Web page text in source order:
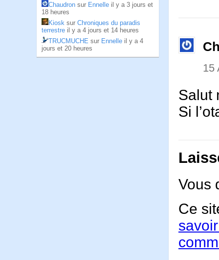
Chaudron sur Ennelle il y a 3 jours et
18 heures
Kiosk sur Chroniques du paradis
terrestre il y a 4 jours et 14 heures
TRUCMUCHE sur Ennelle il y a 4
jours et 20 heures
15
Salut
Si
Vous
Ce